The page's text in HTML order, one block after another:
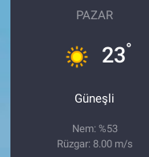
PAZAR
23°
Güneşli
Nem: %53
Rüzgar: 8.00 m/s